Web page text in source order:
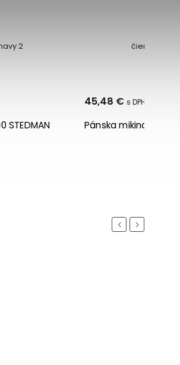
čierna oceľovo
Pánska mikina SST5610
45,48 €
Previous
Next